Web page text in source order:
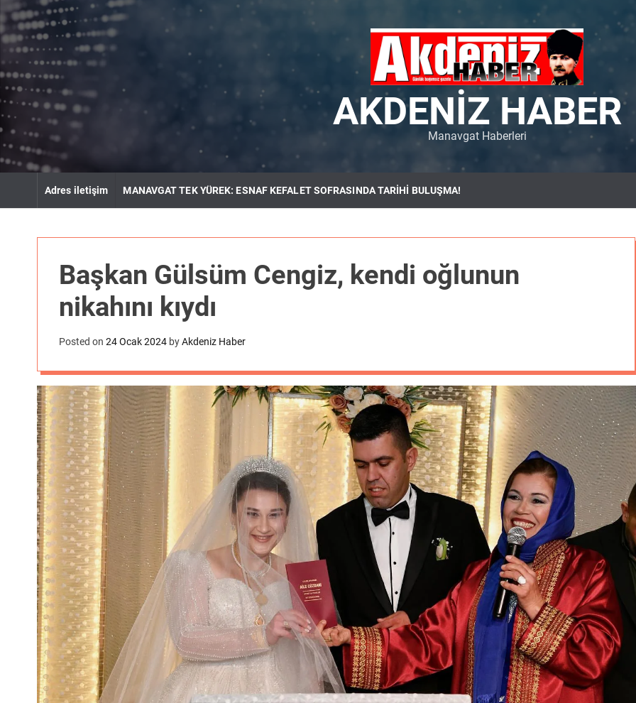
k
t
c
o
n
e
AKDENIZ HABER
Manavgat Haberleri
Adres iletişim MANAVGAT TEK YÜREK: ESNAF KEFALET SOFRASINDA TARİHİ BULUŞMA!
Başkan Gülsüm Cengiz, kendi oğlunun
nikahını kıydı
Posted on 24 Ocak 2024 byAkdeniz Haber